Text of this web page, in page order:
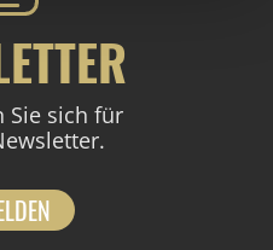
Sie sich für